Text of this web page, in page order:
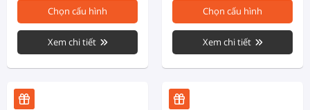
Chọn cấu hình
Xem chi tiết
Chọn cấu hình
Xem chi tiết